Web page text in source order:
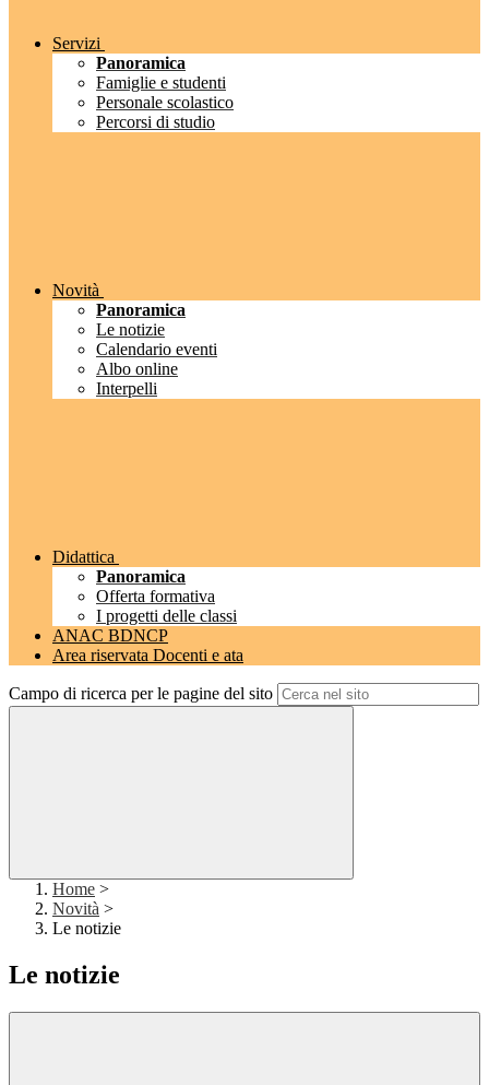
Servizi
Panoramica
Famiglie e studenti
Personale scolastico
Percorsi di studio
Novità
Panoramica
Le notizie
Calendario eventi
Albo online
Interpelli
Didattica
Panoramica
Offerta formativa
I progetti delle classi
ANAC BDNCP
Area riservata Docenti e ata
Campo di ricerca per le pagine del sito
Home >
Novità >
Le notizie
Le notizie